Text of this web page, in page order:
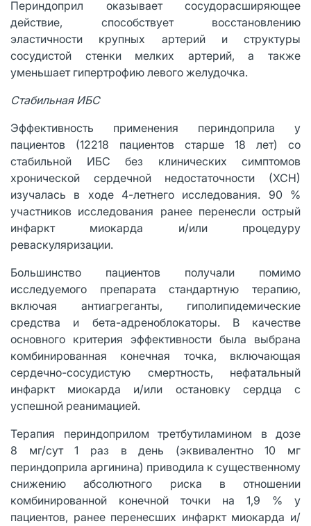
Периндоприл оказывает сосудорасширяющее
действие, способствует восстановлению
эластичности крупных артерий и структуры
сосудистой стенки мелких артерий, а также
уменьшает гипертрофию левого желудочка.
Стабильная ИБС
Эффективность применения периндоприла у
пациентов (12218 пациентов старше 18 лет) со
стабильной ИБС без клинических симптомов
хронической сердечной недостаточности (ХСН)
изучалась в ходе 4-летнего исследования. 90 %
участников исследования ранее перенесли острый
инфаркт миокарда и/или процедуру
реваскуляризации.
Большинство пациентов получали помимо
исследуемого препарата стандартную терапию,
включая антиагреганты, гиполипидемические
средства и бета-адреноблокаторы. В качестве
основного критерия эффективности была выбрана
комбинированная конечная точка, включающая
сердечно-сосудистую смертность, нефатальный
инфаркт миокарда и/или остановку сердца с
успешной реанимацией.
Терапия периндоприлом третбутиламином в дозе
8 мг/сут 1 раз в день (эквивалентно 10 мг
периндоприла аргинина) приводила к существенному
снижению абсолютного риска в отношении
комбинированной конечной точки на 1,9 % у
пациентов, ранее перенесших инфаркт миокарда и/